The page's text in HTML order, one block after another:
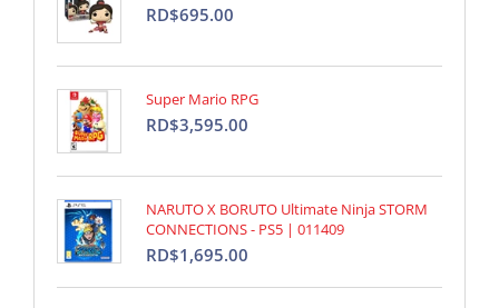
RD$695.00
Super Mario RPG
RD$3,595.00
NARUTO X BORUTO Ultimate Ninja STORM
CONNECTIONS - PS5 | 011409
RD$1,695.00